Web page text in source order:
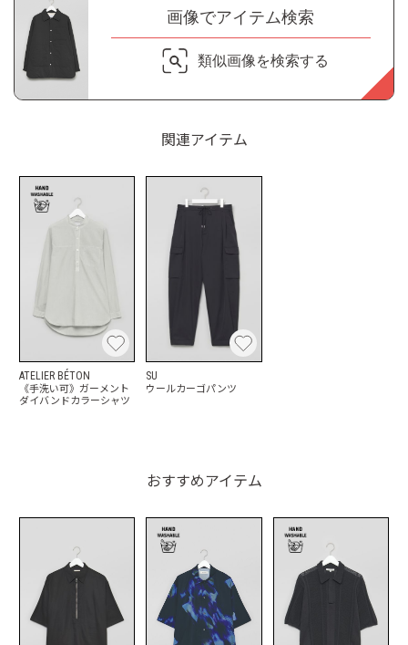
画像でアイテム検索
類似画像を検索する
関連アイテム
ATELIER BÉTON
《手洗い可》ガーメント
ダイバンドカラーシャツ
SU
ウールカーゴパンツ
おすすめアイテム